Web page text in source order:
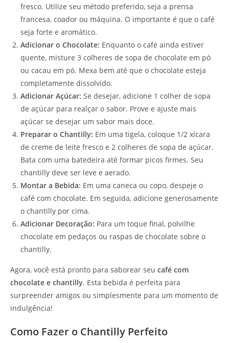
fresco. Utilize seu método preferido, seja a prensa
francesa, coador ou máquina. O importante é que o café
seja forte e aromático.
Adicionar o Chocolate: Enquanto o café ainda estiver
quente, misture 3 colheres de sopa de chocolate em pó
ou cacau em pó. Mexa bem até que o chocolate esteja
completamente dissolvido.
Adicionar Açúcar: Se desejar, adicione 1 colher de sopa
de açúcar para realçar o sabor. Prove e ajuste mais
açúcar se desejar um sabor mais doce.
Preparar o Chantilly: Em uma tigela, coloque 1/2 xícara
de creme de leite fresco e 2 colheres de sopa de açúcar.
Bata com uma batedeira até formar picos firmes. Seu
chantilly deve ser leve e aerado.
Montar a Bebida: Em uma caneca ou copo, despeje o
café com chocolate. Em seguida, adicione generosamente
o chantilly por cima.
Adicionar Decoração: Para um toque final, polvilhe
chocolate em pedaços ou raspas de chocolate sobre o
chantilly.
Agora, você está pronto para saborear seu café com
chocolate e chantilly. Esta bebida é perfeita para
surpreender amigos ou simplesmente para um momento de
indulgência!
Como Fazer o Chantilly Perfeito